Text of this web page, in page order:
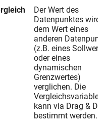
Der Wert des
Datenpunktes wird
dem Wert eines
anderen
(z.B. eines
oder eines
dynamischen
Grenzwertes)
verglichen. Die
Vergleichsvariable
kann via Drag &
bestimmt werden.